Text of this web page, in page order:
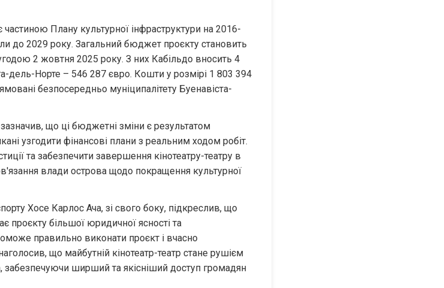
частиною Плану культурної інфраструктури на 2016-
до 2029 року. Загальний бюджет проєкту становить
2 жовтня 2025 року. З них Кабільдо вносить 4
дель-Норте – 546 287 євро. Кошти у розмірі 1 803 394
безпосередньо муніципалітету Буенавіста-
що ці бюджетні зміни є результатом
узгодити фінансові плани з реальним ходом робіт.
та забезпечити завершення кінотеатру-театру в
влади острова щодо покращення культурної
Хосе Карлос Ача, зі свого боку, підкреслив, що
проєкту більшої юридичної ясності та
правильно виконати проєкт і вчасно
що майбутній кінотеатр-театр стане рушієм
забезпечуючи ширший та якісніший доступ громадян